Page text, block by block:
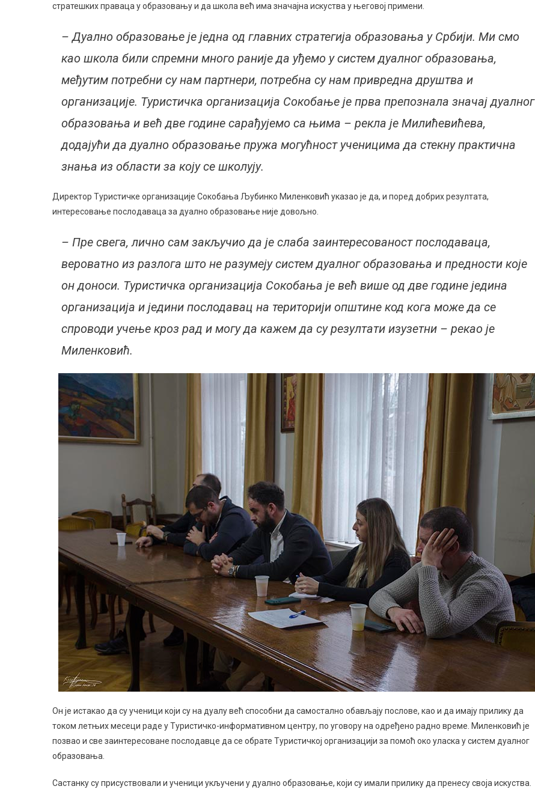
стратешких праваца у образовању и да школа већ има значајна искуства у његовој примени.
– Дуално образовање је једна од главних стратегија образовања у Србији. Ми смо
као школа били спремни много раније да уђемо у систем дуалног образовања,
међутим потребни су нам партнери, потребна су нам привредна друштва и
организације. Туристичка организација Сокобање је прва препознала значај дуалног
образовања и већ две године сарађујемо са њима – рекла је Милићевићева,
додајући да дуално образовање пружа могућност ученицима да стекну практична
знања из области за коју се школују.
Директор Туристичке организације Сокобања Љубинко Миленковић указао је да, и поред добрих резултата,
интересовање послодаваца за дуално образовање није довољно.
– Пре свега, лично сам закључио да је слаба заинтересованост послодаваца,
вероватно из разлога што не разумеју систем дуалног образовања и предности које
он доноси. Туристичка организација Сокобања је већ више од две године једина
организација и једини послодавац на територији општине код кога може да се
спроводи учење кроз рад и могу да кажем да су резултати изузетни – рекао је
Миленковић.
Он је истакао да су ученици који су на дуалу већ способни да самостално обављају послове, као и да имају прилику да
током летњих месеци раде у Туристичко-информативном центру, по уговору на одређено радно време. Миленковић је
позвао и све заинтересоване послодавце да се обрате Туристичкој организацији за помоћ око уласка у систем дуалног
образовања.
Састанку су присуствовали и ученици укључени у дуално образовање, који су имали прилику да пренесу своја искуства.